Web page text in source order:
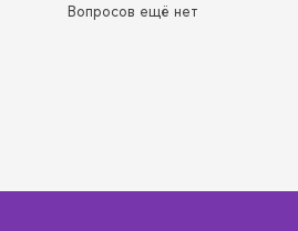
Вопросов ещё нет